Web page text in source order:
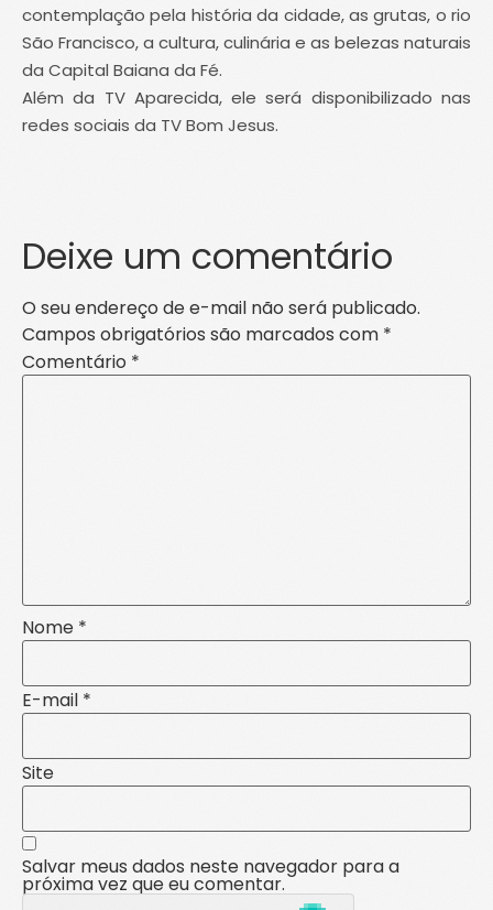
contemplação pela história da cidade, as grutas, o rio
São Francisco, a cultura, culinária e as belezas naturais
da Capital Baiana da Fé.
Além da TV Aparecida, ele será disponibilizado nas
redes sociais da TV Bom Jesus.
Deixe um comentário
O seu endereço de e-mail não será publicado.
Campos obrigatórios são marcados com *
Comentário *
Nome *
E-mail *
Site
Salvar meus dados neste navegador para a
próxima vez que eu comentar.